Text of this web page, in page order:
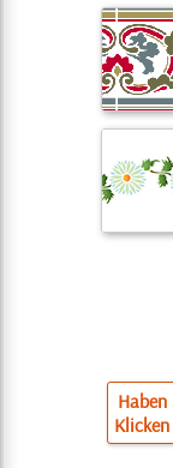
Haben